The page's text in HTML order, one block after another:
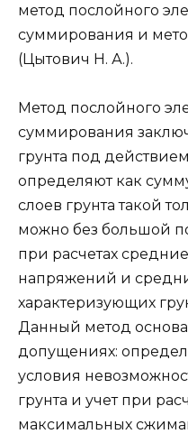
метод послойного
суммирования и
(Цытович Н. А.).
Метод послойного
суммирования
грунта под
определяют как
слоев грунта такой
можно без большой
при расчетах
напряжений и
характеризующих
Данный метод
допущениях:
условия
грунта и учет при
максимальных